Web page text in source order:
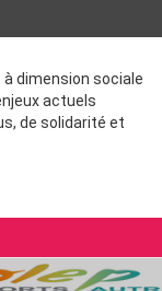
dimension sociale
actuels
de solidarité et